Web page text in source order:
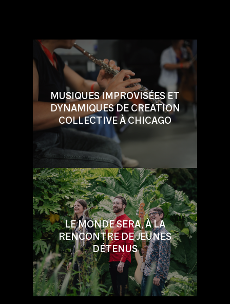
MUSIQUES IMPROVISÉES ET
DYNAMIQUES DE CREATION
COLLECTIVE À CHICAGO
LE MONDE SERA, À LA
RENCONTRE DE JEUNES
DÉTENUS